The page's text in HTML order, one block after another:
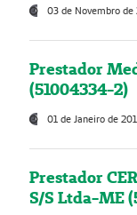
03 de Novembro de
Prestador
(51004334-2)
01 de Janeiro de
Prestador
S/S Ltda-ME